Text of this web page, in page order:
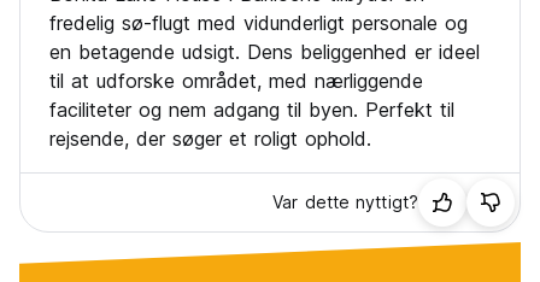
fredelig sø-flugt med vidunderligt personale og
en betagende udsigt. Dens beliggenhed er ideel
til at udforske området, med nærliggende
faciliteter og nem adgang til byen. Perfekt til
rejsende, der søger et roligt ophold.
Var dette nyttigt?